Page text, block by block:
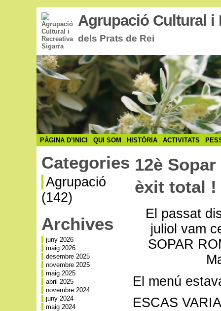
Agrupació Cultural i
dels Prats de Rei
PÀGINA D’INICI QUI SOM HISTÒRIA ACTIVITATS
Categories
Agrupació
(142)
Archives
juny 2026
maig 2026
desembre 2025
novembre 2025
maig 2025
abril 2025
novembre 2024
juny 2024
maig 2024
12è
èxit total !
El passat
juliol vam
SOPAR
El menú
ESCAS